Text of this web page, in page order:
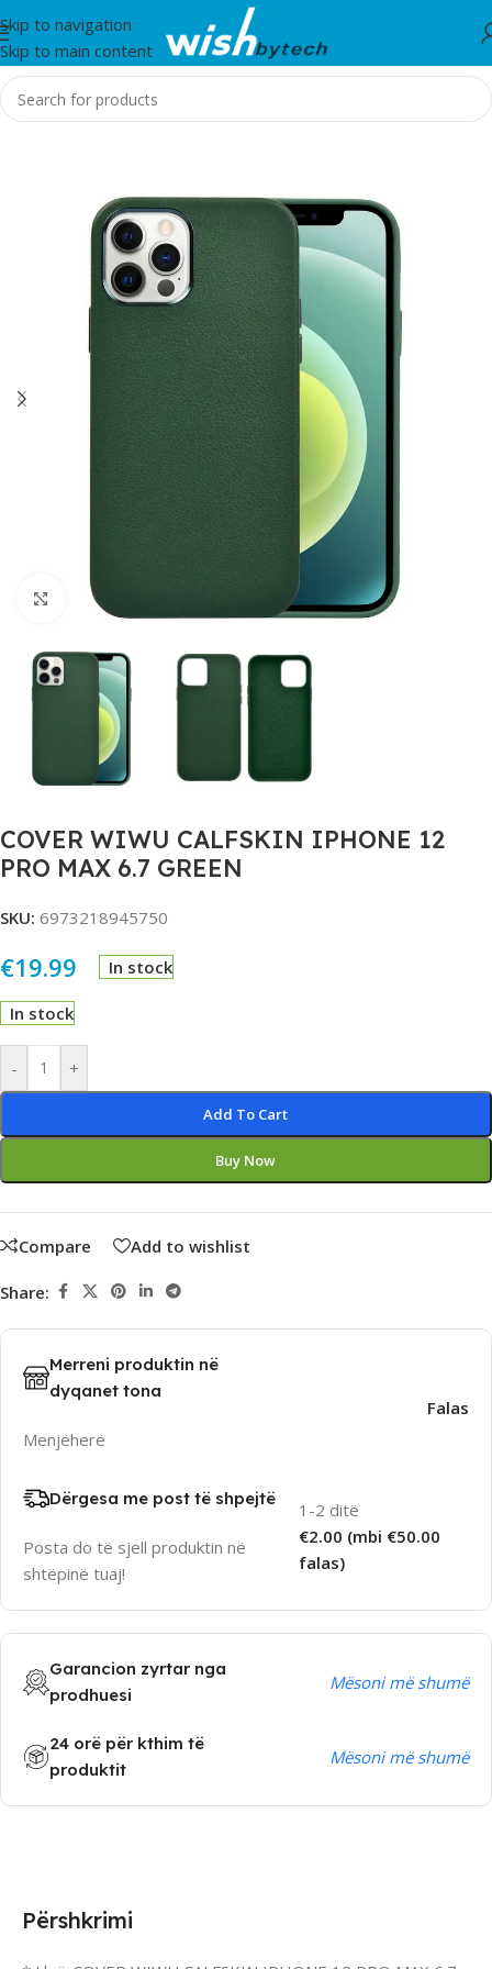
Skip to navigation
Skip to main content
Home/WiWu
Click to enlarge
COVER WIWU CALFSKIN IPHONE 12
PRO MAX 6.7 GREEN
SKU: 6973218945750
€19.99 In stock
In stock
- +
Add To Cart
Buy Now
Alternative:
Compare Add to wishlist
Share:
Merreni produktin në
dyqanet tona
Menjëherë
Falas
Dërgesa me post të shpejtë
Posta do të sjell produktin në
shtëpinë tuaj!
1-2 ditë
€2.00 (mbi €50.00
falas)
Garancion zyrtar nga
prodhuesi
Mësoni më shumë
24 orë për kthim të
produktit
Mësoni më shumë
Përshkrimi